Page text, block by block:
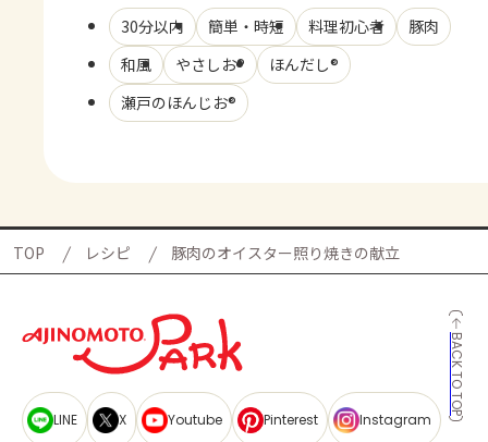
30分以内 簡単・時短 料理初心者
豚肉
和風
やさしお®
ほんだし®
瀬戸のほんじお®
TOP レシピ 豚肉のオイスター照り焼きの献立
BACK TO TOP
LINE X Youtube Pinterest Instagram